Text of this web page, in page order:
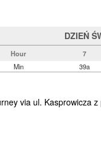
DZIEŃ
Hour
7
Min
39a
via ul. Kasprowicza